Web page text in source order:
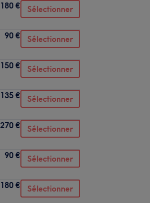
180 € Sélectionner
90 € Sélectionner
150 € Sélectionner
135 € Sélectionner
270 € Sélectionner
90 € Sélectionner
180 € Sélectionner